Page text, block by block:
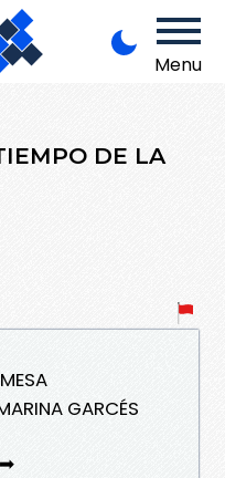
Menu
DE LA
GARCÉS